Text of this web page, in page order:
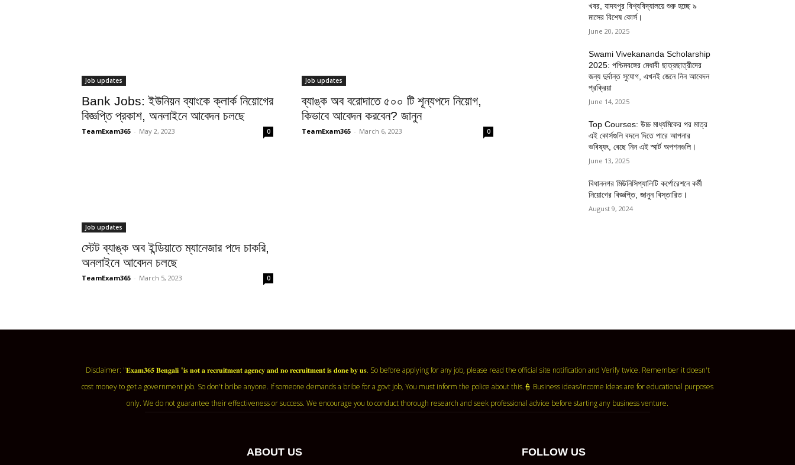
Job updates
Bank Jobs: ইউনিয়ন ব্যাংকে ক্লার্ক নিয়োগের
বিজ্ঞপ্তি প্রকাশ, অনলাইনে আবেদন চলছে
TeamExam365 - May 2, 2023 0
Job updates
ব্যাঙ্ক অব বরোদাতে ৫০০ টি শূন্যপদে নিয়োগ,
কিভাবে আবেদন করবেন? জানুন
TeamExam365 - March 6, 2023 0
Job updates
স্টেট ব্যাঙ্ক অব ইন্ডিয়াতে ম্যানেজার পদে চাকরি,
অনলাইনে আবেদন চলছে
TeamExam365 - March 5, 2023 0
খবর, যাদবপুর বিশ্ববিদ্যালয়ে শুরু হচ্ছে ৯
মাসের বিশেষ কোর্স।
June 20, 2025
Swami Vivekananda Scholarship
2025: পশ্চিমবঙ্গের মেধাবী ছাত্রছাত্রীদের
জন্য দুর্দান্ত সুযোগ, এখনই জেনে নিন আবেদন
প্রক্রিয়া
June 14, 2025
Top Courses: উচ্চ মাধ্যমিকের পর মাত্র
এই কোর্সগুলি বদলে দিতে পারে আপনার
ভবিষ্যৎ, বেছে নিন এই স্মার্ট অপশনগুলি।
June 13, 2025
বিধাননগর মিউনিসিপ্যালিটি কর্পোরেশনে কর্মী
নিয়োগের বিজ্ঞপ্তি, জানুন বিস্তারিত।
August 9, 2024
Disclaimer: "𝐄𝐱𝐚𝐦𝟑𝟔𝟓 𝐁𝐞𝐧𝐠𝐚𝐥𝐢 "𝐢𝐬 𝐧𝐨𝐭 𝐚 𝐫𝐞𝐜𝐫𝐮𝐢𝐭𝐦𝐞𝐧𝐭 𝐚𝐠𝐞𝐧𝐜𝐲 𝐚𝐧𝐝 𝐧𝐨 𝐫𝐞𝐜𝐫𝐮𝐢𝐭𝐦𝐞𝐧𝐭 𝐢𝐬 𝐝𝐨𝐧𝐞 𝐛𝐲 𝐮𝐬. So before applying for any job, please read the official site notification and Verify twice. Remember it doesn't
cost money to get a government job. So don't bribe anyone. If someone demands a bribe for a govt job, You must inform the police about this.👮 Business ideas/Income Ideas are for educational purposes
only. We do not guarantee their effectiveness or success. We encourage you to conduct thorough research and seek professional advice before starting any business venture.
ABOUT US FOLLOW US